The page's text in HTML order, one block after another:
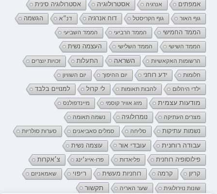
אמפתים אנרגיה אסטרולוגיה אסטרולוגיה סינית
גוף האור גוף הקריסטל דוח אנרגיה דנ״א הגשמה
הממד החמישי הממד הרביעי הממד השביעי
הממד השישי הממד השלישי העצמה נשית
הרשומות האקאשיות השראה התעלות זכויות יוצרים
חלומות ידע רוחני יום ההיפוך יום השוויון
ילדי היהלום להבות תאומות לי קרול למנויים בלבד
מודעות עצמית מזג אוויר קוסמי מיינדפולנס
מצרים העתיקה נומרולוגיה נשמה תאומה
נשמות עתיקות סליחה סמלים סאביאנים סערות סולריות
עבודה רוחנית עובדי אור
עוצמה נשית
פילוסופיה רוחנית
פליאדות פרו-אייג׳ינג צ׳אקרות
קריון קרמה רוחניות מעשית ריפוי שאמאניזם
שונות נוירולוגית שער האריה תקשור